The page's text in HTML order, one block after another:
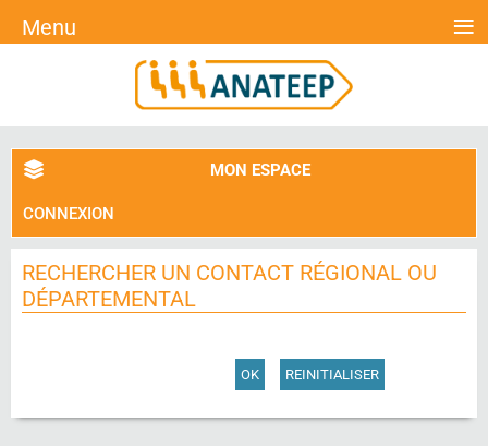
MON ESPACE
CONNEXION
RECHERCHER UN CONTACT RÉGIONAL OU
DÉPARTEMENTAL
OK REINITIALISER
Menu ≡